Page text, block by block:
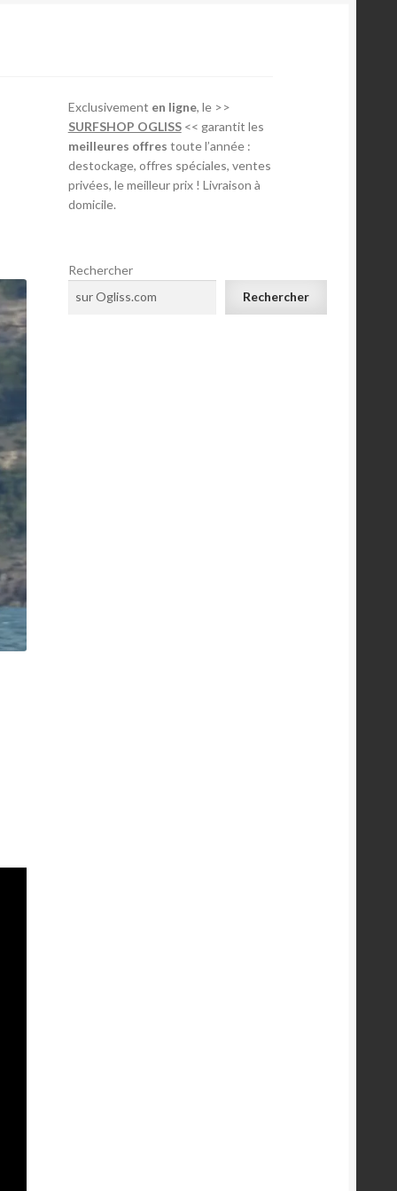
Exclusivement en ligne, le >>
SURFSHOP OGLISS<< garantit les
meilleures offres toute l’année :
destockage, offres spéciales, ventes
privées, le meilleur prix ! Livraison à
domicile.
Rechercher
Rechercher